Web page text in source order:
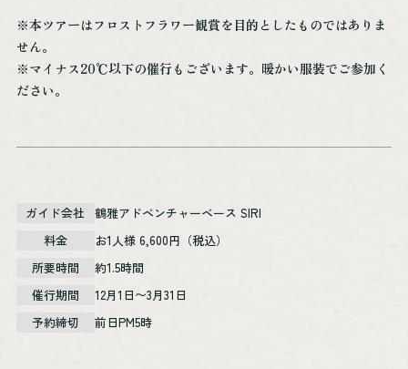
［営業時間］ 9:00～18:00
※12/31～1/1は休館
※本ツアーはフロストフラワー観賞を目的としたものではありま
せん。
※マイナス20℃以下の催行もございます。暖かい服装でご参加く
ださい。
ガイド会社
鶴雅アドベンチャーベース SIRI
料金
お1人様 6,600円（税込）
所要時間
約1.5時間
催行期間
12月1日〜3月31日
予約締切
前日PM5時